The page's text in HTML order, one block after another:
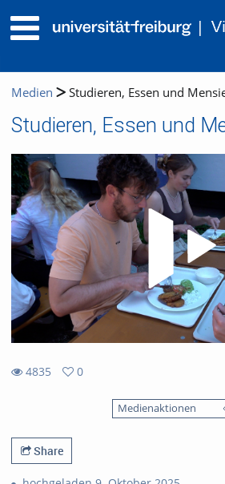
Medien Studieren, Essen und
Studieren, Essen und
4835
0
Medienaktionen
Share